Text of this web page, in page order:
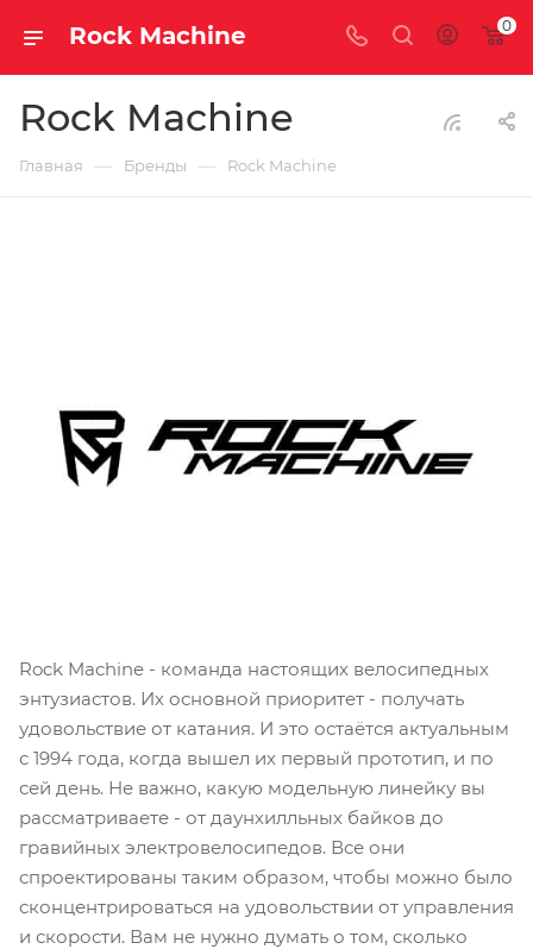
Rock Machine 0
Rock Machine
Главная — Бренды — Rock Machine
Rock Machine - команда настоящих велосипедных
энтузиастов. Их основной приоритет - получать
удовольствие от катания. И это остаётся актуальным
с 1994 года, когда вышел их первый прототип, и по
сей день. Не важно, какую модельную линейку вы
рассматриваете - от даунхилльных байков до
гравийных электровелосипедов. Все они
спроектированы таким образом, чтобы можно было
сконцентрироваться на удовольствии от управления
и скорости. Вам не нужно думать о том, сколько